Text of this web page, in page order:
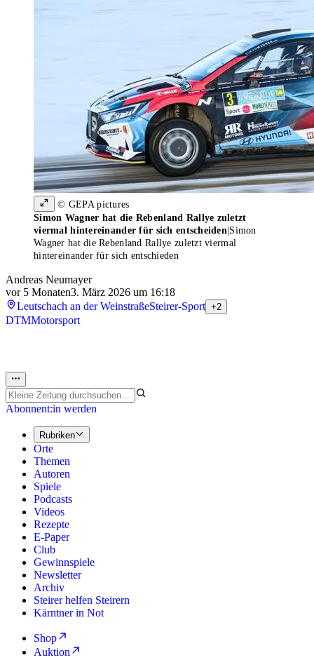
© GEPA pictures
Simon Wagner hat die Rebenland Rallye zuletzt
viermal hintereinander für sich entscheiden Simon
Wagner hat die Rebenland Rallye zuletzt viermal
hintereinander für sich entschieden
Andreas Neumayer
vor 5 Monaten3. März 2026 um 16:18
Leutschach an der WeinstraßeSteirer-Sport +2
DTMMotorsport
Abonnent:in werden
Rubriken
Orte
Themen
Autoren
Spiele
Podcasts
Videos
Rezepte
E-Paper
Club
Gewinnspiele
Newsletter
Archiv
Steirer helfen Steirern
Kärntner in Not
Shop
Auktion